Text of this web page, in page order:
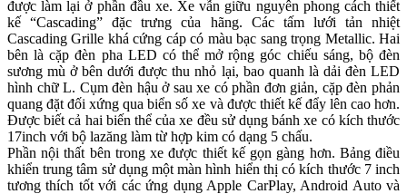
được làm lại ở phần đầu xe. Xe vẫn giữu nguyên phong cách thiết
kế “Cascading” đặc trưng của hãng. Các tấm lưới tản nhiệt
Cascading Grille khá cứng cáp có màu bạc sang trọng Metallic. Hai
bên là cặp đèn pha LED có thể mở rộng góc chiếu sáng, bộ đèn
sương mù ở bên dưới được thu nhỏ lại, bao quanh là dải đèn LED
hình chữ L. Cụm đèn hậu ở sau xe có phần đơn giản, cặp đèn phản
quang đặt đối xứng qua biển số xe và được thiết kế đẩy lên cao hơn.
Được biết cả hai biến thể của xe đều sử dụng bánh xe có kích thước
17inch với bộ lazăng làm từ hợp kim có dạng 5 chấu.
Phần nội thất bên trong xe được thiết kế gọn gàng hơn. Bảng điều
khiển trung tâm sử dụng một màn hình hiển thị có kích thước 7 inch
tương thích tốt với các ứng dụng Apple CarPlay, Android Auto và